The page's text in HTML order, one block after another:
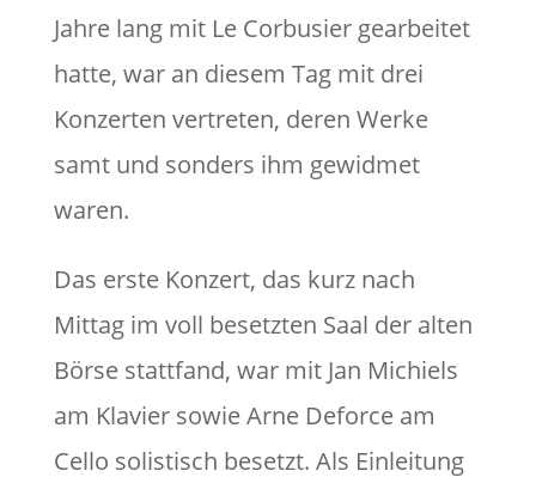
Jahre lang mit Le Corbusier gearbeitet
hatte, war an diesem Tag mit drei
Konzerten vertreten, deren Werke
samt und sonders ihm gewidmet
waren.
Das erste Konzert, das kurz nach
Mittag im voll besetzten Saal der alten
Börse stattfand, war mit Jan Michiels
am Klavier sowie Arne Deforce am
Cello solistisch besetzt. Als Einleitung